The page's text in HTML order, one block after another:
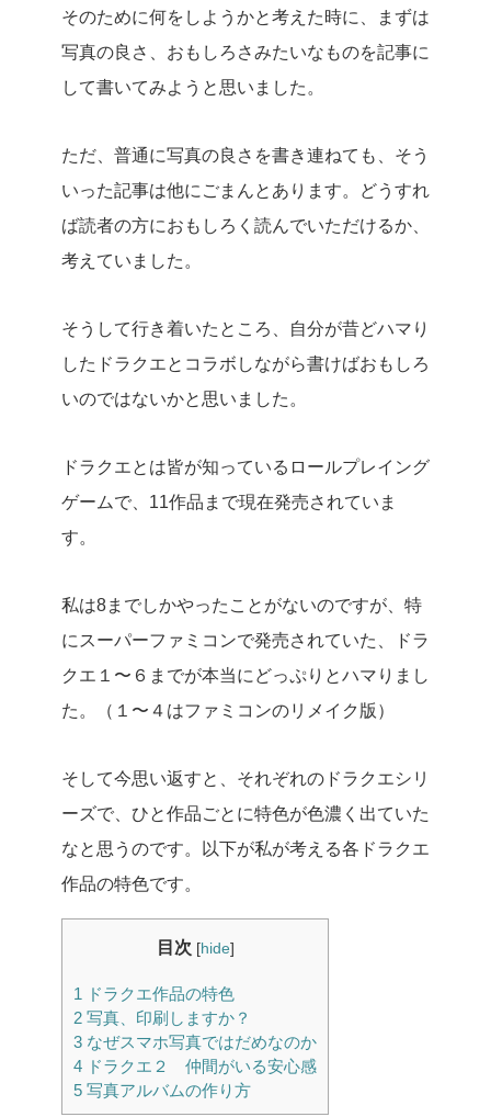
そのために何をしようかと考えた時に、まずは
写真の良さ、おもしろさみたいなものを記事に
して書いてみようと思いました。
ただ、普通に写真の良さを書き連ねても、そう
いった記事は他にごまんとあります。どうすれ
ば読者の方におもしろく読んでいただけるか、
考えていました。
そうして行き着いたところ、自分が昔どハマり
したドラクエとコラボしながら書けばおもしろ
いのではないかと思いました。
ドラクエとは皆が知っているロールプレイング
ゲームで、11作品まで現在発売されていま
す。
私は8までしかやったことがないのですが、特
にスーパーファミコンで発売されていた、ドラ
クエ１〜６までが本当にどっぷりとハマりまし
た。（１〜４はファミコンのリメイク版）
そして今思い返すと、それぞれのドラクエシリ
ーズで、ひと作品ごとに特色が色濃く出ていた
なと思うのです。以下が私が考える各ドラクエ
作品の特色です。
目次 [hide]
1 ドラクエ作品の特色
2 写真、印刷しますか？
3 なぜスマホ写真ではだめなのか
4 ドラクエ２ 仲間がいる安心感
5 写真アルバムの作り方